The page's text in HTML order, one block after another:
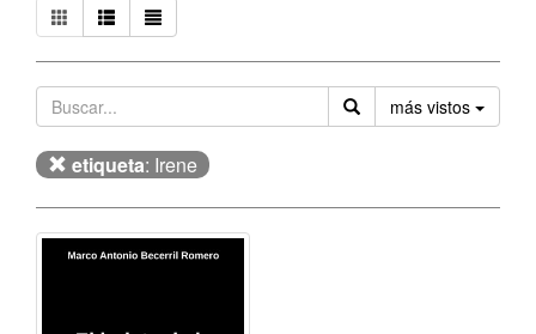
más vistos
etiqueta: Irene